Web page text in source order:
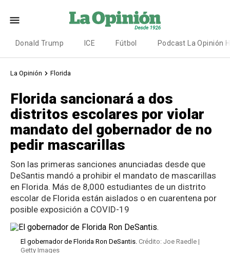
Donald Trump ICE Fútbol Podcast La Opinión
La Opinión Florida
Florida sancionará a dos
distritos escolares por violar
mandato del gobernador de no
pedir mascarillas
Son las primeras sanciones anunciadas desde que
DeSantis mandó a prohibir el mandato de mascarillas
en Florida. Más de 8,000 estudiantes de un distrito
escolar de Florida están aislados o en cuarentena por
posible exposición a COVID-19
El gobernador de Florida Ron DeSantis. Crédito: Joe Raedle |
Getty Images